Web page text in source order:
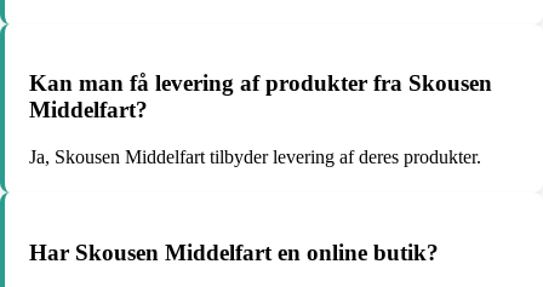
Kan man få levering af produkter fra Skousen
Middelfart?
Ja, Skousen Middelfart tilbyder levering af deres produkter.
Har Skousen Middelfart en online butik?